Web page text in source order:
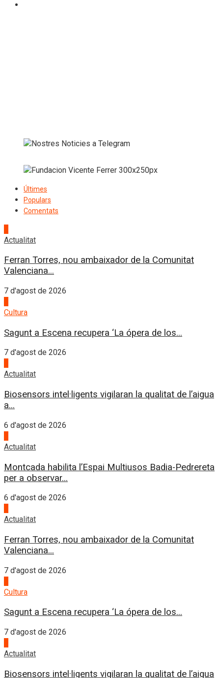
Últimes
Populars
Comentats
Actualitat
Ferran Torres, nou ambaixador de la Comunitat
Valenciana...
7 d'agost de 2026
Cultura
Sagunt a Escena recupera ‘La ópera de los...
7 d'agost de 2026
Actualitat
Biosensors intel·ligents vigilaran la qualitat de l’aigua
a...
6 d'agost de 2026
Actualitat
Montcada habilita l’Espai Multiusos Badia-Pedrereta
per a observar...
6 d'agost de 2026
Actualitat
Ferran Torres, nou ambaixador de la Comunitat
Valenciana...
7 d'agost de 2026
Cultura
Sagunt a Escena recupera ‘La ópera de los...
7 d'agost de 2026
Actualitat
Biosensors intel·ligents vigilaran la qualitat de l’aigua